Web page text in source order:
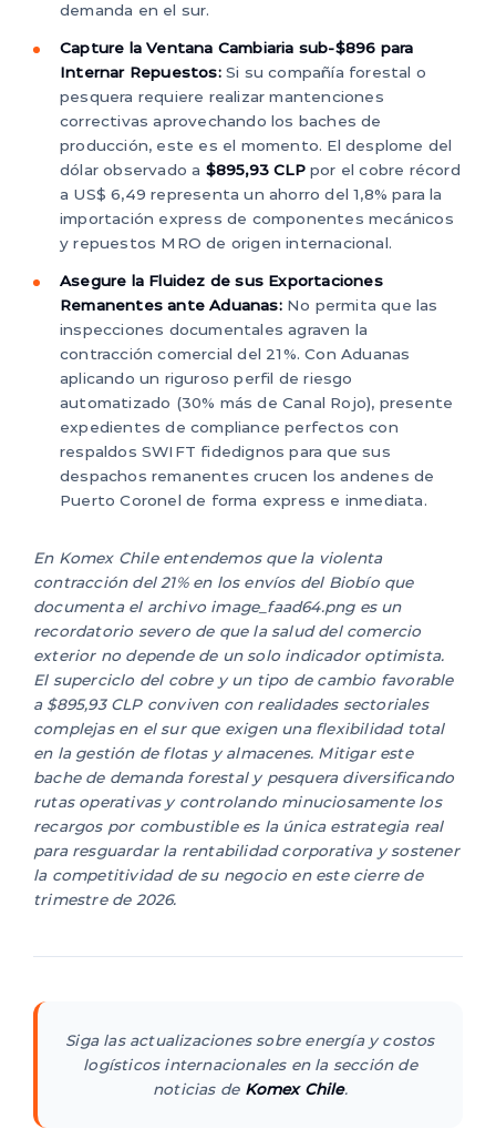
demanda en el sur.
Capture la Ventana Cambiaria sub-$896 para
Internar Repuestos:Si su compañía forestal o
pesquera requiere realizar mantenciones
correctivas aprovechando los baches de
producción, este es el momento. El desplome del
dólar observado a $895,93 CLPpor el cobre récord
a US$ 6,49 representa un ahorro del 1,8% para la
importación express de componentes mecánicos
y repuestos MRO de origen internacional.
Asegure la Fluidez de sus Exportaciones
Remanentes ante Aduanas:No permita que las
inspecciones documentales agraven la
contracción comercial del 21%. Con Aduanas
aplicando un riguroso perfil de riesgo
automatizado (30% más de Canal Rojo), presente
expedientes de compliance perfectos con
respaldos SWIFT fidedignos para que sus
despachos remanentes crucen los andenes de
Puerto Coronel de forma express e inmediata.
En Komex Chile entendemos que la violenta
contracción del 21% en los envíos del Biobío que
documenta el archivo image_faad64.png es un
recordatorio severo de que la salud del comercio
exterior no depende de un solo indicador optimista.
El superciclo del cobre y un tipo de cambio favorable
a $895,93 CLP conviven con realidades sectoriales
complejas en el sur que exigen una flexibilidad total
en la gestión de flotas y almacenes. Mitigar este
bache de demanda forestal y pesquera diversificando
rutas operativas y controlando minuciosamente los
recargos por combustible es la única estrategia real
para resguardar la rentabilidad corporativa y sostener
la competitividad de su negocio en este cierre de
trimestre de 2026.
Siga las actualizaciones sobre energía y costos
logísticos internacionales en la sección de
noticias de Komex Chile.